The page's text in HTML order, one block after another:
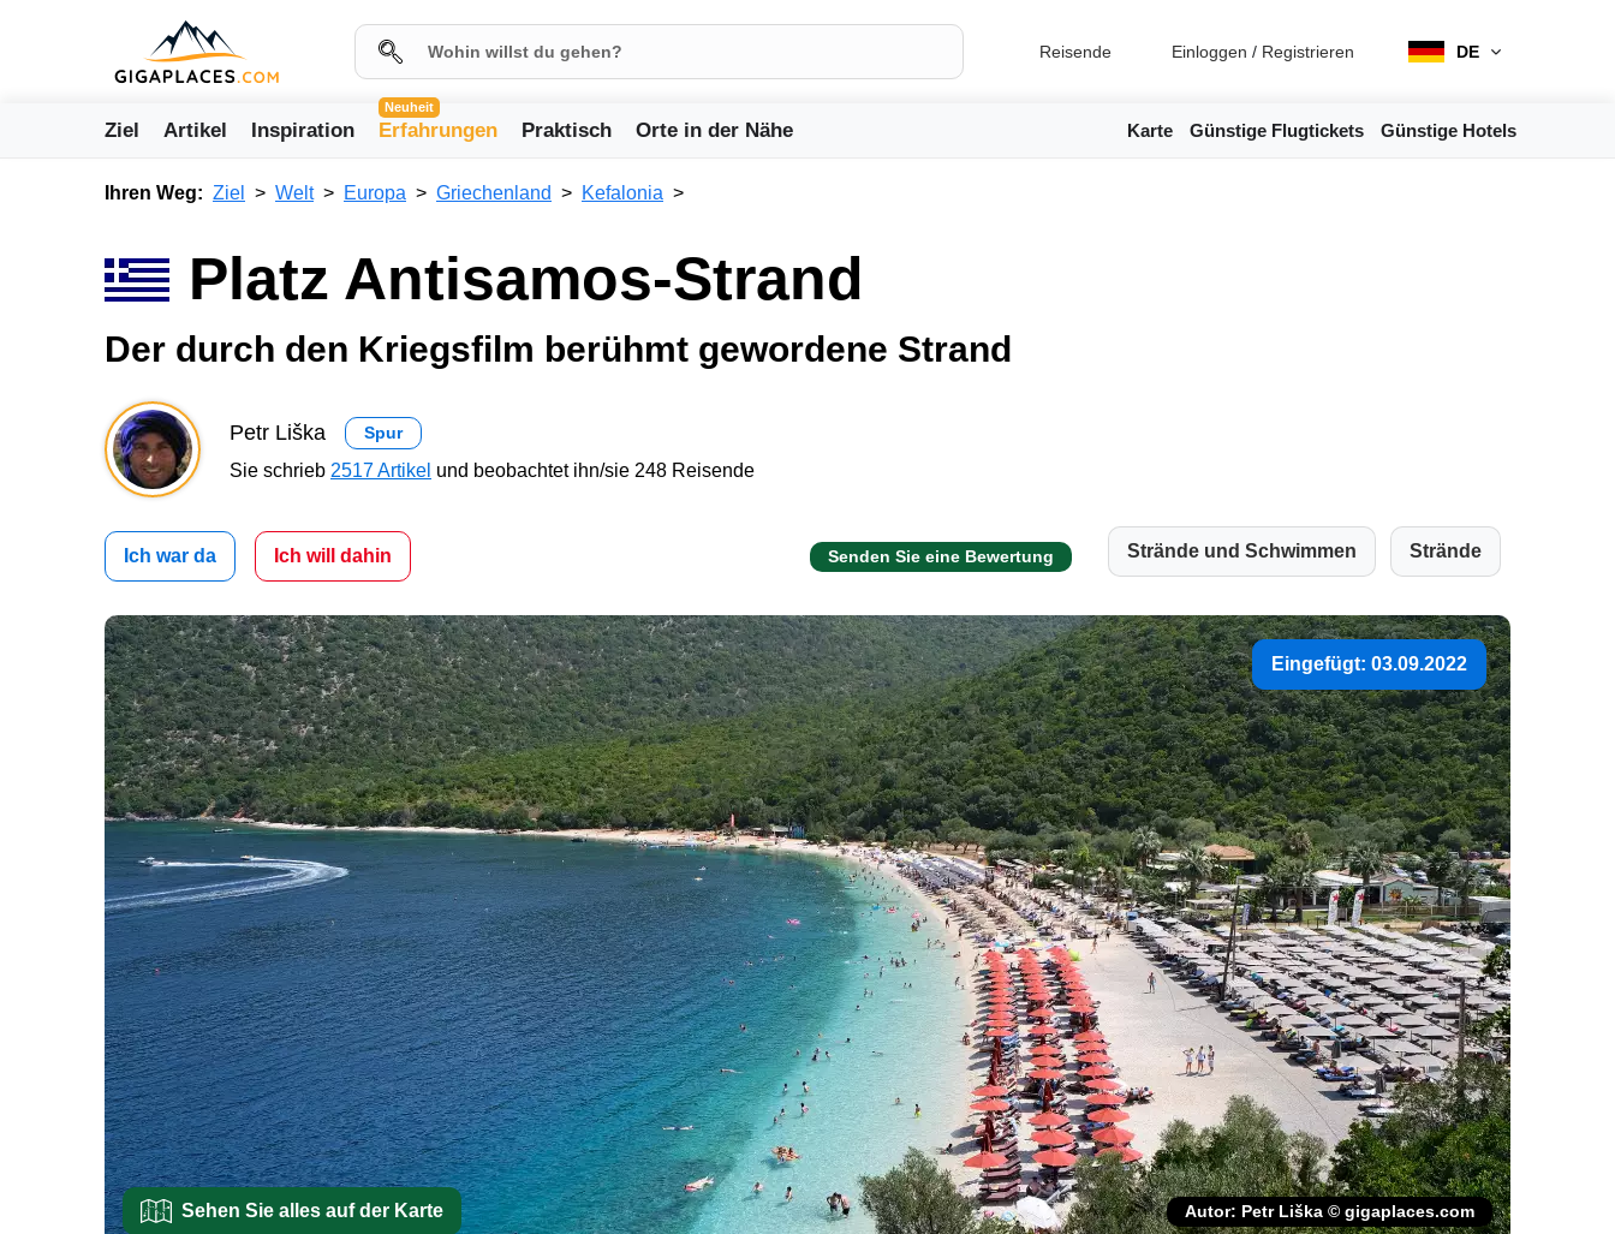
Reisende Einloggen / Registrieren DE
Ziel Artikel Inspiration
Neuheit
Erfahrungen Praktisch Orte in der Nähe Karte Günstige Flugtickets Günstige Hotels
Ihren Weg: Ziel Welt Europa Griechenland Kefalonia
Platz Antisamos-Strand
Der durch den Kriegsfilm berühmt gewordene Strand
Petr Liška Spur
Sie schrieb 2517 Artikel und beobachtet ihn/sie 248 Reisende
Ich war da Ich will dahin Senden Sie eine Bewertung Strände und Schwimmen Strände
Eingefügt: 03.09.2022
Sehen Sie alles auf der Karte Autor: Petr Liška © gigaplaces.com